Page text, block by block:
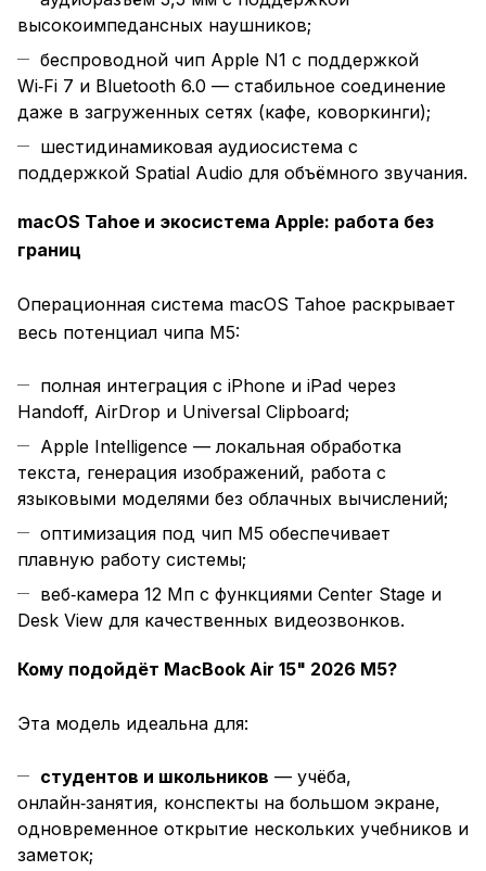
высокоимпедансных наушников;
беспроводной чип Apple N1 с поддержкой
Wi‑Fi 7 и Bluetooth 6.0 — стабильное соединение
даже в загруженных сетях (кафе, коворкинги);
шестидинамиковая аудиосистема с
поддержкой Spatial Audio для объёмного звучания.
macOS Tahoe и экосистема Apple: работа без
границ
Операционная система macOS Tahoe раскрывает
весь потенциал чипа M5:
полная интеграция с iPhone и iPad через
Handoff, AirDrop и Universal Clipboard;
Apple Intelligence — локальная обработка
текста, генерация изображений, работа с
языковыми моделями без облачных вычислений;
оптимизация под чип M5 обеспечивает
плавную работу системы;
веб‑камера 12 Мп с функциями Center Stage и
Desk View для качественных видеозвонков.
Кому подойдёт MacBook Air 15" 2026 M5?
Эта модель идеальна для:
студентов и школьников — учёба,
онлайн‑занятия, конспекты на большом экране,
одновременное открытие нескольких учебников и
заметок;